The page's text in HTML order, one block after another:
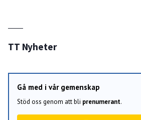
TT Nyheter
Gå med i vår gemenskap
Stöd oss genom att bli prenumerant.